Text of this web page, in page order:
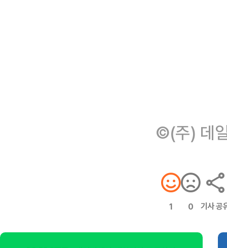
©(주) 데
1 0 기사 공